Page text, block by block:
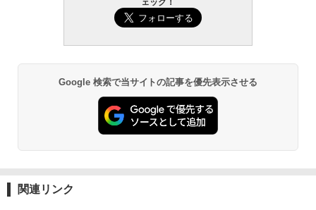
ェック！
Google 検索で当サイトの記事を優先表示させる
関連リンク